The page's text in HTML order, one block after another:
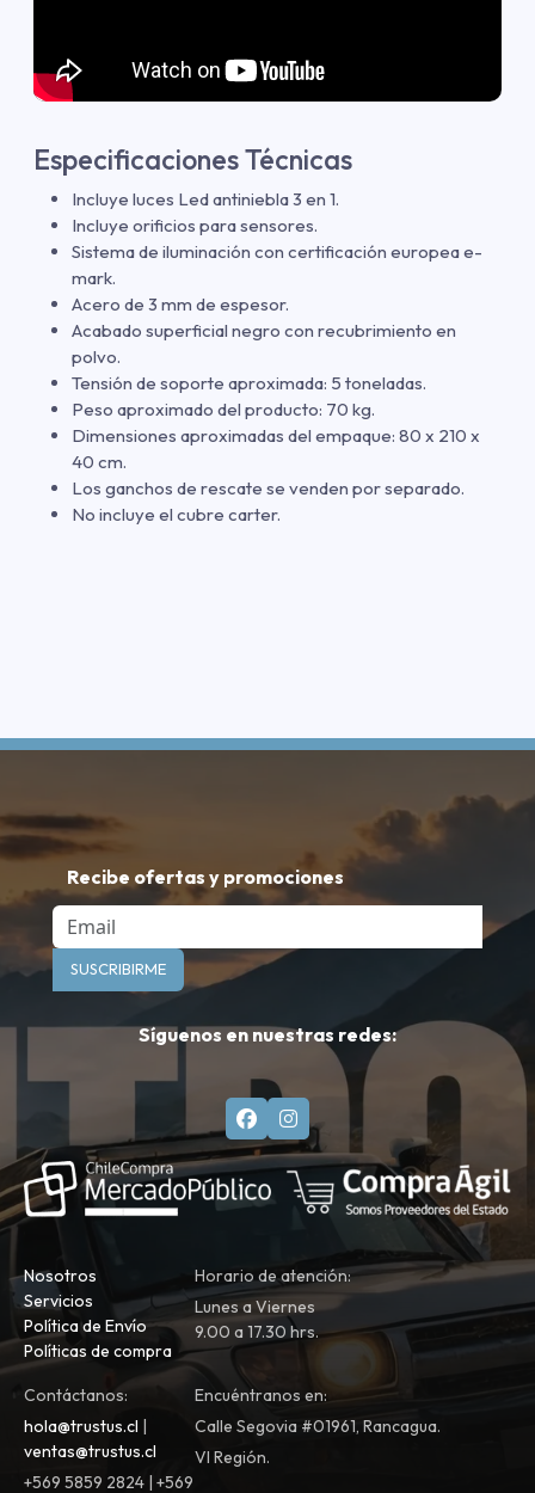
Especificaciones Técnicas
Incluye luces Led antiniebla 3 en 1.
Incluye orificios para sensores.
Sistema de iluminación con certificación europea e-
mark.
Acero de 3 mm de espesor.
Acabado superficial negro con recubrimiento en
polvo.
Tensión de soporte aproximada: 5 toneladas.
Peso aproximado del producto: 70 kg.
Dimensiones aproximadas del empaque: 80 x 210 x
40 cm.
Los ganchos de rescate se venden por separado.
No incluye el cubre carter.
Recibe ofertas y promociones
Email
SUSCRIBIRME
Síguenos en nuestras redes:
Nosotros
Servicios
Política de Envío
Políticas de compra
Horario de atención:
Lunes a Viernes
9.00 a 17.30 hrs.
Contáctanos:
hola@trustus.cl |
ventas@trustus.cl
+569 5859 2824 | +569
Encuéntranos en:
Calle Segovia #01961, Rancagua.
VI Región.